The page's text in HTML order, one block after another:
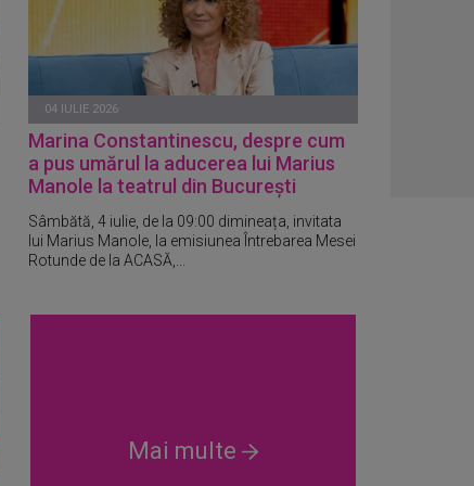
04 IULIE 2026
Marina Constantinescu, despre cum
a pus umărul la aducerea lui Marius
Manole la teatrul din București
Sâmbătă, 4 iulie, de la 09:00 dimineața, invitata
lui Marius Manole, la emisiunea Întrebarea Mesei
Rotunde de la ACASĂ,...
Mai multe